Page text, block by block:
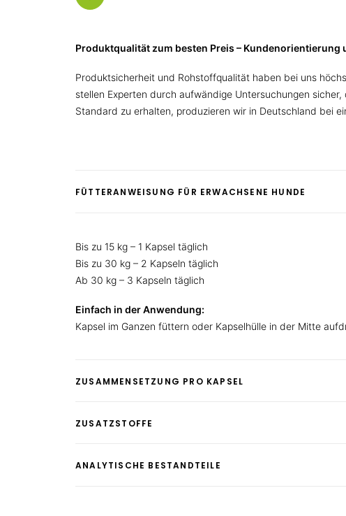
Produktqualität zum besten Preis – Kundenorientierung
Produktsicherheit und Rohstoffqualität haben bei uns
stellen Experten durch aufwändige Untersuchungen
Standard zu erhalten, produzieren wir in Deutschland bei
FÜTTERANWEISUNG FÜR ERWACHSENE HUNDE
Bis zu 15 kg – 1 Kapsel täglich
Bis zu 30 kg – 2 Kapseln täglich
Ab 30 kg – 3 Kapseln täglich
Einfach in der Anwendung:
Kapsel im Ganzen füttern oder Kapselhülle in der Mitte
ZUSAMMENSETZUNG PRO KAPSEL
ZUSATZSTOFFE
ANALYTISCHE BESTANDTEILE